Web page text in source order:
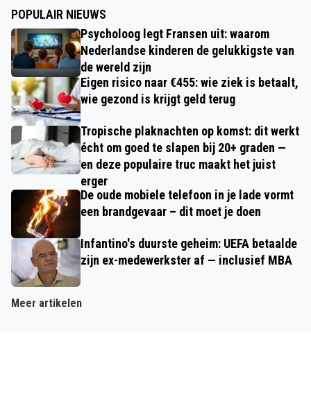
POPULAIR NIEUWS
Psycholoog legt Fransen uit: waarom
Nederlandse kinderen de gelukkigste van
de wereld zijn
Eigen risico naar €455: wie ziek is betaalt,
wie gezond is krijgt geld terug
Tropische plaknachten op komst: dit werkt
écht om goed te slapen bij 20+ graden —
en deze populaire truc maakt het juist
erger
De oude mobiele telefoon in je lade vormt
een brandgevaar – dit moet je doen
Infantino's duurste geheim: UEFA betaalde
zijn ex-medewerkster af — inclusief MBA
Meer artikelen